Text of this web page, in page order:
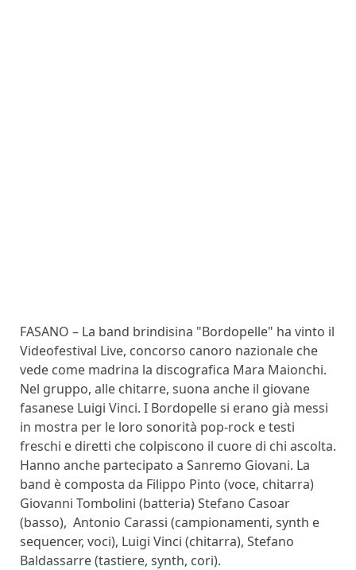
FASANO – La band brindisina "Bordopelle" ha vinto il
Videofestival Live, concorso canoro nazionale che
vede come madrina la discografica Mara Maionchi.
Nel gruppo, alle chitarre, suona anche il giovane
fasanese Luigi Vinci. I Bordopelle si erano già messi
in mostra per le loro sonorità pop-rock e testi
freschi e diretti che colpiscono il cuore di chi ascolta.
Hanno anche partecipato a Sanremo Giovani. La
band è composta da Filippo Pinto (voce, chitarra)
Giovanni Tombolini (batteria) Stefano Casoar
(basso), Antonio Carassi (campionamenti, synth e
sequencer, voci), Luigi Vinci (chitarra), Stefano
Baldassarre (tastiere, synth, cori).